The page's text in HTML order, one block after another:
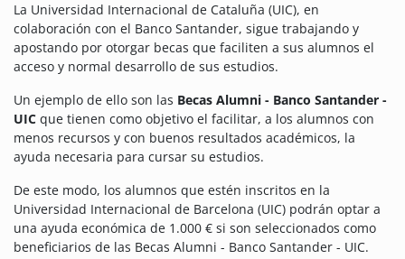
La Universidad Internacional de Cataluña (UIC), en
colaboración con el Banco Santander, sigue trabajando y
apostando por otorgar becas que faciliten a sus alumnos el
acceso y normal desarrollo de sus estudios.
Un ejemplo de ello son las Becas Alumni - Banco Santander -
UIC que tienen como objetivo el facilitar, a los alumnos con
menos recursos y con buenos resultados académicos, la
ayuda necesaria para cursar su estudios.
De este modo, los alumnos que estén inscritos en la
Universidad Internacional de Barcelona (UIC) podrán optar a
una ayuda económica de 1.000 € si son seleccionados como
beneficiarios de las Becas Alumni - Banco Santander - UIC.